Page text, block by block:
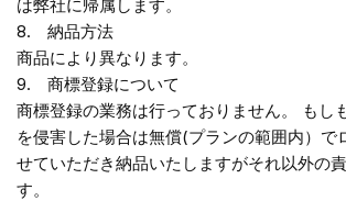
は弊社に帰属します。
8. 納品方法
商品により異なります。
9. 商標登録について
商標登録の業務は行っておりません。 もし
を侵害した場合は無償(プランの範囲内）で
せていただき納品いたしますがそれ以外の
す。